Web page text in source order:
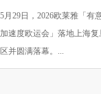
丰收！
5月29日，2026欧莱雅「有
加速度欧运会」落地上海
区并圆满落幕。...